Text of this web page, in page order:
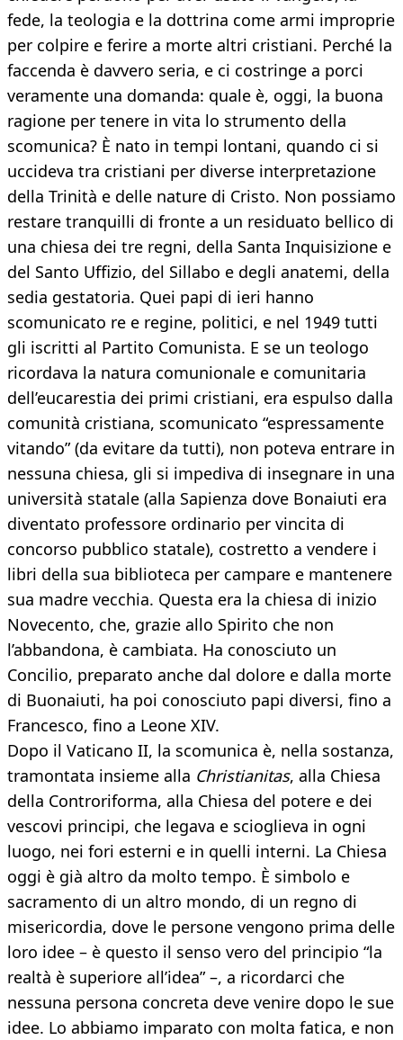
fede, la teologia e la dottrina come armi improprie
per colpire e ferire a morte altri cristiani. Perché la
faccenda è davvero seria, e ci costringe a porci
veramente una domanda: quale è, oggi, la buona
ragione per tenere in vita lo strumento della
scomunica? È nato in tempi lontani, quando ci si
uccideva tra cristiani per diverse interpretazione
della Trinità e delle nature di Cristo. Non possiamo
restare tranquilli di fronte a un residuato bellico di
una chiesa dei tre regni, della Santa Inquisizione e
del Santo Uffizio, del Sillabo e degli anatemi, della
sedia gestatoria. Quei papi di ieri hanno
scomunicato re e regine, politici, e nel 1949 tutti
gli iscritti al Partito Comunista. E se un teologo
ricordava la natura comunionale e comunitaria
dell’eucarestia dei primi cristiani, era espulso dalla
comunità cristiana, scomunicato “espressamente
vitando” (da evitare da tutti), non poteva entrare in
nessuna chiesa, gli si impediva di insegnare in una
università statale (alla Sapienza dove Bonaiuti era
diventato professore ordinario per vincita di
concorso pubblico statale), costretto a vendere i
libri della sua biblioteca per campare e mantenere
sua madre vecchia. Questa era la chiesa di inizio
Novecento, che, grazie allo Spirito che non
l’abbandona, è cambiata. Ha conosciuto un
Concilio, preparato anche dal dolore e dalla morte
di Buonaiuti, ha poi conosciuto papi diversi, fino a
Francesco, fino a Leone XIV.
Dopo il Vaticano II, la scomunica è, nella sostanza,
tramontata insieme alla Christianitas, alla Chiesa
della Controriforma, alla Chiesa del potere e dei
vescovi principi, che legava e scioglieva in ogni
luogo, nei fori esterni e in quelli interni. La Chiesa
oggi è già altro da molto tempo. È simbolo e
sacramento di un altro mondo, di un regno di
misericordia, dove le persone vengono prima delle
loro idee – è questo il senso vero del principio “la
realtà è superiore all’idea” –, a ricordarci che
nessuna persona concreta deve venire dopo le sue
idee. Lo abbiamo imparato con molta fatica, e non